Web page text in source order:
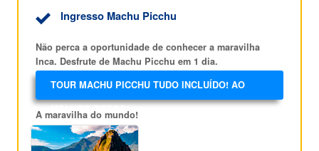
Ingresso Machu Picchu
Não perca a oportunidade de conhecer a maravilha
Inca. Desfrute de Machu Picchu em 1 dia.
TOUR MACHU PICCHU TUDO INCLUÍDO! AO
MELHOR PREÇO!
A maravilha do mundo!